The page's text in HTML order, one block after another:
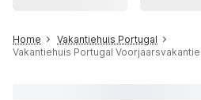
Home
Vakantiehuis Portugal
Vakantiehuis Portugal Voorjaarsvakantie